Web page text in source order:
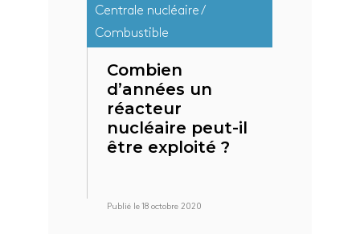
Centrale nucléaire /
Combustible
Combien
d’années un
réacteur
nucléaire peut-il
être exploité ?
Publié le 18 octobre 2020